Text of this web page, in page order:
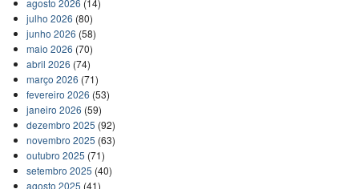
julho 2026 (80)
junho 2026 (58)
maio 2026 (70)
abril 2026 (74)
março 2026 (71)
fevereiro 2026 (53)
janeiro 2026 (59)
dezembro 2025 (92)
novembro 2025 (63)
outubro 2025 (71)
setembro 2025 (40)
agosto 2025 (41)